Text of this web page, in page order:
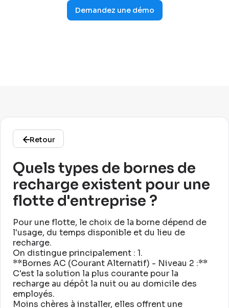
Demandez une démo
Retour
Quels types de bornes de
recharge existent pour une
flotte d'entreprise ?
Pour une flotte, le choix de la borne dépend de
l'usage, du temps disponible et du lieu de
recharge.
On distingue principalement : 1.
**Bornes AC (Courant Alternatif) - Niveau 2 :**
C'est la solution la plus courante pour la
recharge au dépôt la nuit ou au domicile des
employés.
Moins chères à installer, elles offrent une